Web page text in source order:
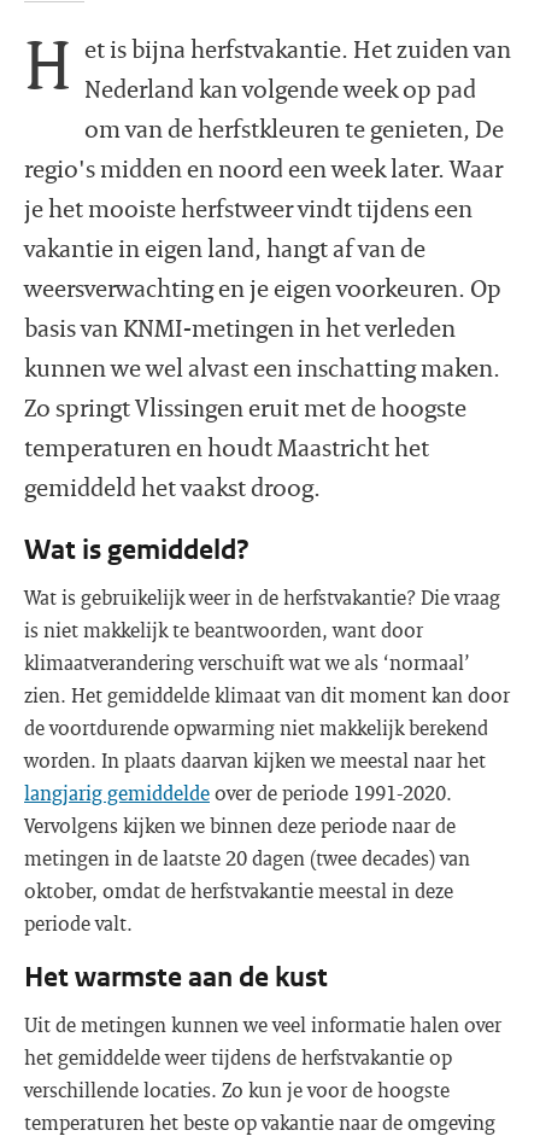
H et is bijna herfstvakantie. Het zuiden van
Nederland kan volgende week op pad
om van de herfstkleuren te genieten, De
regio's midden en noord een week later. Waar
je het mooiste herfstweer vindt tijdens een
vakantie in eigen land, hangt af van de
weersverwachting en je eigen voorkeuren. Op
basis van KNMI-metingen in het verleden
kunnen we wel alvast een inschatting maken.
Zo springt Vlissingen eruit met de hoogste
temperaturen en houdt Maastricht het
gemiddeld het vaakst droog.
Wat is gemiddeld?
Wat is gebruikelijk weer in de herfstvakantie? Die vraag
is niet makkelijk te beantwoorden, want door
klimaatverandering verschuift wat we als ‘normaal’
zien. Het gemiddelde klimaat van dit moment kan door
de voortdurende opwarming niet makkelijk berekend
worden. In plaats daarvan kijken we meestal naar het
langjarig gemiddeldeover de periode 1991-2020.
Vervolgens kijken we binnen deze periode naar de
metingen in de laatste 20 dagen (twee decades) van
oktober, omdat de herfstvakantie meestal in deze
periode valt.
Het warmste aan de kust
Uit de metingen kunnen we veel informatie halen over
het gemiddelde weer tijdens de herfstvakantie op
verschillende locaties. Zo kun je voor de hoogste
temperaturen het beste op vakantie naar de omgeving